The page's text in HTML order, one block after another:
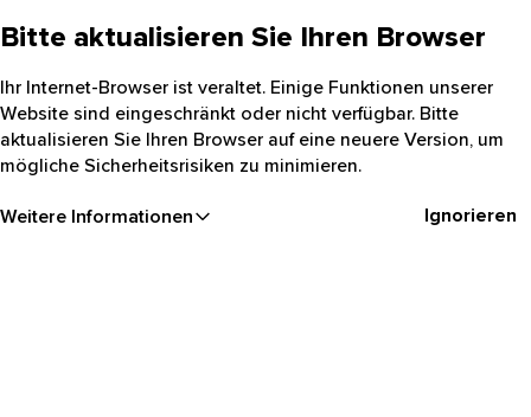
Bitte aktualisieren Sie Ihren Browser
Ihr Internet-Browser ist veraltet. Einige Funktionen unserer
Website sind eingeschränkt oder nicht verfügbar. Bitte
aktualisieren Sie Ihren Browser auf eine neuere Version, um
mögliche Sicherheitsrisiken zu minimieren.
Weitere Informationen Ignorieren